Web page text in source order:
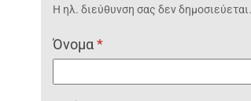
Η ηλ. διεύθυνση σας δεν δημοσιεύεται.
Όνομα*